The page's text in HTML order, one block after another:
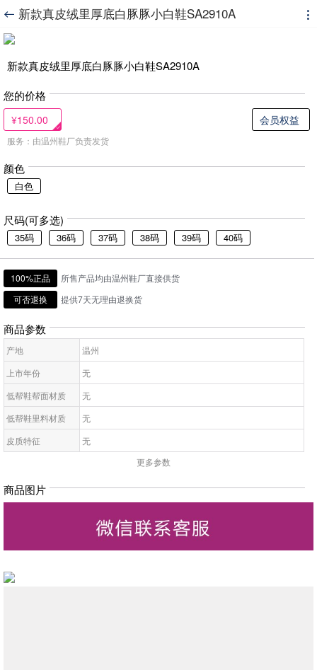
 新款真皮绒里厚底白豚豚小白鞋SA2910A 
新款真皮绒里厚底白豚豚小白鞋SA2910A
您的价格
¥150.00 会员权益
服务：由温州鞋厂负责发货
颜色
白色
尺码(可多选)
35码 36码 37码 38码 39码 40码
100%正品
所售产品均由温州鞋厂直接供货
可否退换
提供7天无理由退换货
商品参数
产地
温州
上市年份
无
低帮鞋帮面材质
无
低帮鞋里料材质
无
皮质特征
无
低帮鞋开口深度
无
低帮鞋跟款式
无
低帮鞋闭合方式
更多参数
商品图片